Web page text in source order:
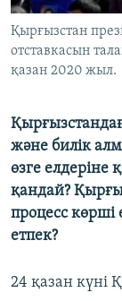
Қырғызстан
отставкасын
қазан 2020 жыл.
және билік
өзге елдеріне
қандай?
процесс
етпек?
24 қазан күні